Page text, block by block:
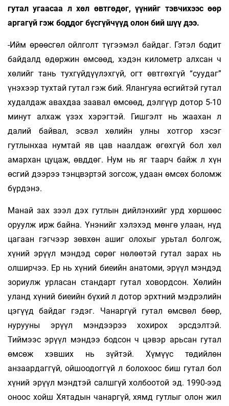
гутал угаасаа л хөл өвтгөдөг, үүнийг тэвчихээс өөр
аргагүй гэж боддог бүсгүйчүүд олон бий шүү дээ.
-Ийм өрөөсгөл ойлголт түгээмэл байдаг. Гэтэл бодит
байдалд өдөржин өмсөөд, хэдэн километр алхсан ч
хөлийг тань тухгүйдүүлэхгүй, огт өвтгөхгүй “суудаг”
үнэхээр тухтай гутал гэж бий. Ялангуяа өсгийтэй гутал
худалдаж авахдаа заавал өмсөөд, дэлгүүр дотор 5-10
минут алхаж үзэх хэрэгтэй. Гишгэлт нь жаахан л
далий байвал, эсвэл хөлийн улны хотгор хэсэг
гутлынхаа нумтай яв цав наалдаж өгөхгүй бол хөл
амархан цуцаж, өвддөг. Нум нь яг таарч байж л хүн
өсгий дээрээ тэнцвэртэй зогсож, удаан өмсөх боломж
бүрдэнэ.
Манай зах зээл дэх гутлын дийлэнхийг урд хөршөөс
оруулж ирж байна. Үнэнийг хэлэхэд мөнгө улаан, нүд
цагаан гэгчээр зөвхөн ашиг олохыг урьтал болгож,
хүний эрүүл мэндэд сөрөг нөлөөтэй гутал зарах нь
олширчээ. Ер нь хүний биеийн анатоми, эрүүл мэндэд
зориулж урласан стандарт гутал ховордсон. Хөлийн
уланд хүний биеийн бүхий л дотор эрхтний мэдрэлийн
цэгүүд байдаг гэдэг. Чанаргүй гутал өмсвөл бөөр,
нурууны эрүүл мэндээрээ хохирох эрсдэлтэй.
Тиймээс эрүүл мэндээ бодсон ч цэвэр арьсан гутал
өмсөж хэвших нь зүйтэй. Хүмүүс төдийлөн
анзаардаггүй, ойшоодоггүй л болохоос биш гутал бол
хүний эрүүл мэндтэй салшгүй холбоотой эд. 1990-ээд
оноос хойш Хятадын чанаргүй, хямд гутлыг олон жил